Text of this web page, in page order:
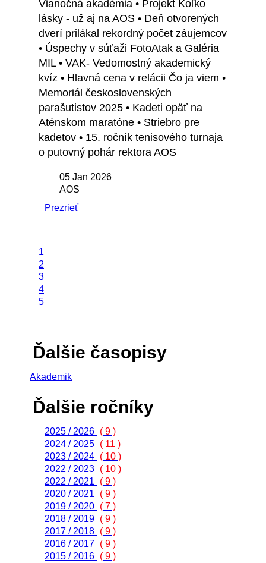
Vianočná akadémia • Projekt Koľko
lásky - už aj na AOS • Deň otvorených
dverí prilákal rekordný počet záujemcov
• Úspechy v súťaži FotoAtak a Galéria
MIL • VAK- Vedomostný akademický
kvíz • Hlavná cena v relácii Čo ja viem •
Memoriál československých
parašutistov 2025 • Kadeti opäť na
Aténskom maratóne • Striebro pre
kadetov • 15. ročník tenisového turnaja
o putovný pohár rektora AOS
05 Jan 2026
AOS
Prezrieť
1
2
3
4
5
Ďalšie časopisy
Akademik
Ďalšie ročníky
2025 / 2026 ( 9 )
2024 / 2025 ( 11 )
2023 / 2024 ( 10 )
2022 / 2023 ( 10 )
2022 / 2021
( 9 )
2020 / 2021
( 9 )
2019 / 2020 ( 7 )
2018 / 2019 ( 9 )
2017 / 2018 ( 9 )
2016 / 2017 ( 9 )
2015 / 2016 ( 9 )